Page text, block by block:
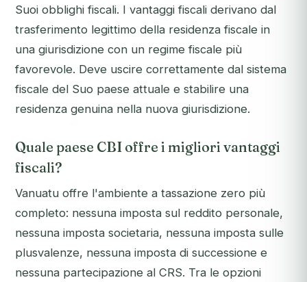
Suoi obblighi fiscali. I vantaggi fiscali derivano dal
trasferimento legittimo della residenza fiscale in
una giurisdizione con un regime fiscale più
favorevole. Deve uscire correttamente dal sistema
fiscale del Suo paese attuale e stabilire una
residenza genuina nella nuova giurisdizione.
Quale paese CBI offre i migliori vantaggi
fiscali?
Vanuatu offre l'ambiente a tassazione zero più
completo: nessuna imposta sul reddito personale,
nessuna imposta societaria, nessuna imposta sulle
plusvalenze, nessuna imposta di successione e
nessuna partecipazione al CRS. Tra le opzioni